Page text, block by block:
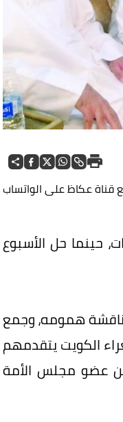
قناة عكاظ على الواتساب
حينما حل الأسبوع
همومه، وجمع
الكويت يتقدمهم
عضو مجلس الأمة